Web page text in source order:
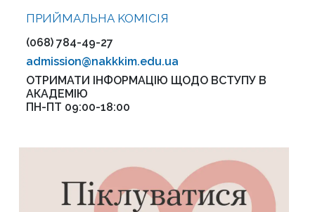
ПРИЙМАЛЬНА KOMІСІЯ
(068) 784-49-27
admission@nakkkim.edu.ua
ОТРИМАТИ ІНФОРМАЦІЮ ЩОДО ВСТУПУ В
АКАДЕМІЮ
ПН-ПТ 09:00-18:00